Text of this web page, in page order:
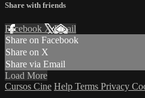
Share with friends
Facebook XEmail
Share on Facebook
Share on X
Share via Email
Load More
Cursos Cine Help Terms Privacy